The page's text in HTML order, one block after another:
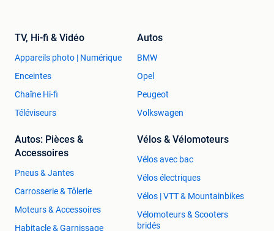
De Kippenspecialist
De Kippenspecialist is gevestigd in Zuid-Beijerland, waar u
tijdens openingstijden van harte welkom bent om onze
kippen en kuikens te bekijken en persoonlijk advies te
TV, Hi-fi & Vidéo
Appareils photo | Numérique
Enceintes
Chaîne Hi-fi
Téléviseurs
Autos
BMW
Opel
Peugeot
Volkswagen
Autos: Pièces &
Accessoires
Pneus & Jantes
Carrosserie & Tôlerie
Moteurs & Accessoires
Habitacle & Garnissage
Vélos & Vélomoteurs
Vélos avec bac
Vélos électriques
Vélos | VTT & Mountainbikes
Vélomoteurs & Scooters
bridés